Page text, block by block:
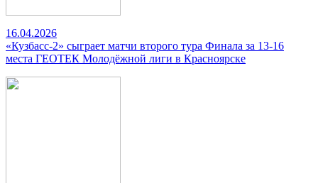
16.04.2026
«Кузбасс-2» сыграет матчи второго тура Финала за 13-16
места ГЕОТЕК Молодёжной лиги в Красноярске